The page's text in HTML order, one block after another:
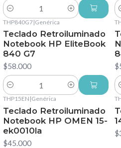
Cantidad
THP840G7|Genérica
Teclado Retroiluminado
Notebook HP EliteBook
840 G7
$58.000
Cantidad
THP15EN |Genérica
Teclado Retroiluminado
Notebook HP OMEN 15-
ek0010la
$45.000